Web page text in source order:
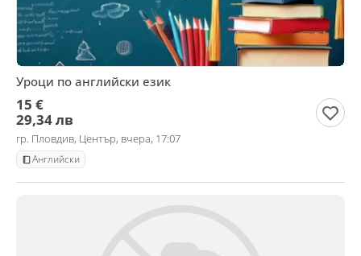
Уроци по английски език
15 €
29,34 лв
гр. Пловдив, Център, вчера, 17:07
Английски